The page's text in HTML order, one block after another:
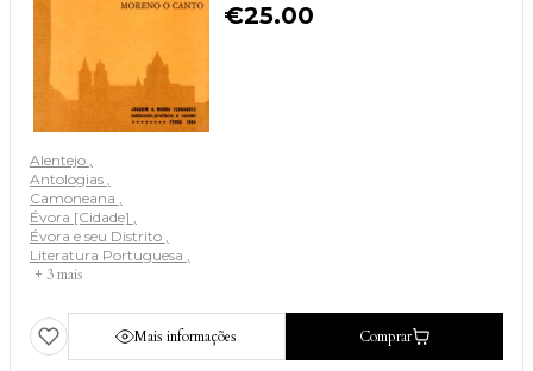
€25.00
Alentejo
Antologias
Camoneana
Évora [Cidade]
Évora e seu Distrito
Literatura Portuguesa
+ 3 mais
Mais informações Comprar